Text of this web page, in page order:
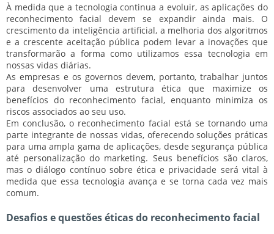
À medida que a tecnologia continua a evoluir, as aplicações do
reconhecimento facial devem se expandir ainda mais. O
crescimento da inteligência artificial, a melhoria dos algoritmos
e a crescente aceitação pública podem levar a inovações que
transformarão a forma como utilizamos essa tecnologia em
nossas vidas diárias.
As empresas e os governos devem, portanto, trabalhar juntos
para desenvolver uma estrutura ética que maximize os
benefícios do reconhecimento facial, enquanto minimiza os
riscos associados ao seu uso.
Em conclusão, o reconhecimento facial está se tornando uma
parte integrante de nossas vidas, oferecendo soluções práticas
para uma ampla gama de aplicações, desde segurança pública
até personalização do marketing. Seus benefícios são claros,
mas o diálogo contínuo sobre ética e privacidade será vital à
medida que essa tecnologia avança e se torna cada vez mais
comum.
Desafios e questões éticas do reconhecimento facial